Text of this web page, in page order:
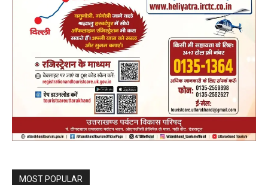
MOST POPULAR